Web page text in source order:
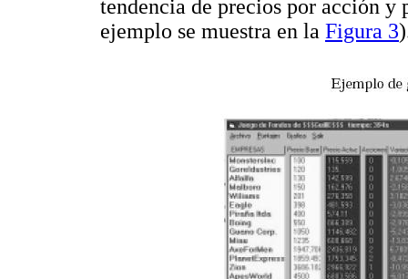
tendencia de precios por acción y
ejemplo se muestra en la Figura 3